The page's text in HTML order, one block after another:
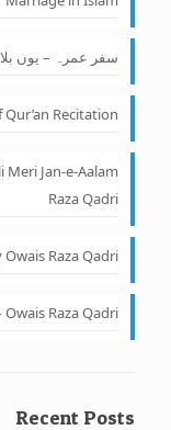
سفر عمرہ – یوں
Recitation
Raza Qadri
Owais Raza Qadri
Raza Qadri
Recent Posts